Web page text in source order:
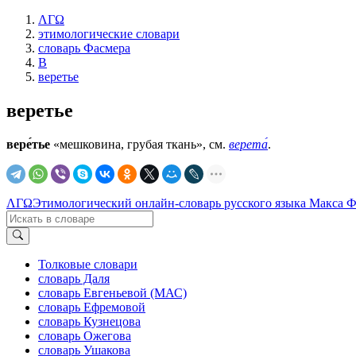
ΛΓΩ
этимологические словари
словарь Фасмера
В
веретье
веретье
вере́тье «мешковина, грубая ткань», см. верета́.
ΛΓΩЭтимологический онлайн-словарь русского языка Макса
Толковые словари
словарь Даля
словарь Евгеньевой (МАС)
словарь Ефремовой
словарь Кузнецова
словарь Ожегова
словарь Ушакова